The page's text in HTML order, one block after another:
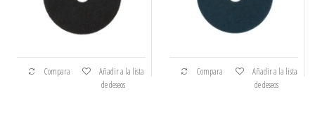
Compara
Añadir a la lista
de deseos
Compara
Añadir a la lista
de deseos